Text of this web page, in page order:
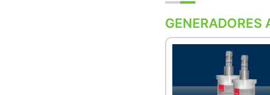
GENERADORES